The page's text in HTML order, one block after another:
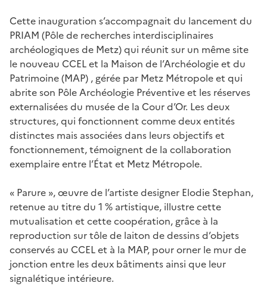
Cette inauguration s’accompagnait du lancement du
PRIAM (Pôle de recherches interdisciplinaires
archéologiques de Metz) qui réunit sur un même site
le nouveau CCEL et la Maison de l’Archéologie et du
Patrimoine (MAP) , gérée par Metz Métropole et qui
abrite son Pôle Archéologie Préventive et les réserves
externalisées du musée de la Cour d’Or. Les deux
structures, qui fonctionnent comme deux entités
distinctes mais associées dans leurs objectifs et
fonctionnement, témoignent de la collaboration
exemplaire entre l’État et Metz Métropole.
« Parure », œuvre de l’artiste designer Elodie Stephan,
retenue au titre du 1 % artistique, illustre cette
mutualisation et cette coopération, grâce à la
reproduction sur tôle de laiton de dessins d’objets
conservés au CCEL et à la MAP, pour orner le mur de
jonction entre les deux bâtiments ainsi que leur
signalétique intérieure.